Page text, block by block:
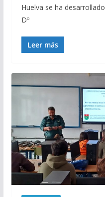
Huelva se ha
Dº
Leer más